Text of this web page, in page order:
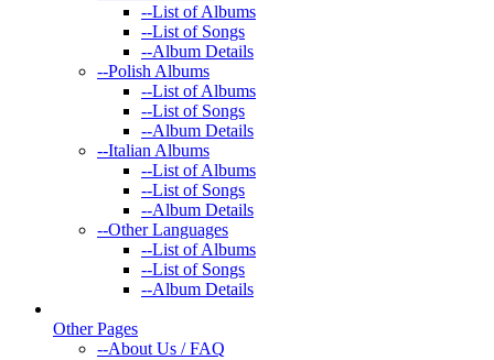
--List of Albums
--List of Songs
--Album Details
--Polish Albums
--List of Albums
--List of Songs
--Album Details
--Italian Albums
--List of Albums
--List of Songs
--Album Details
--Other Languages
--List of Albums
--List of Songs
--Album Details
Other Pages
--About Us / FAQ